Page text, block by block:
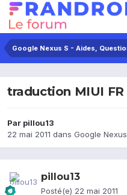
Google Nexus S - Aides,
traduction MIUI FR
Par pillou13
22 mai 2011 dans Google
pillou13
Posté(e) 22 mai 2011